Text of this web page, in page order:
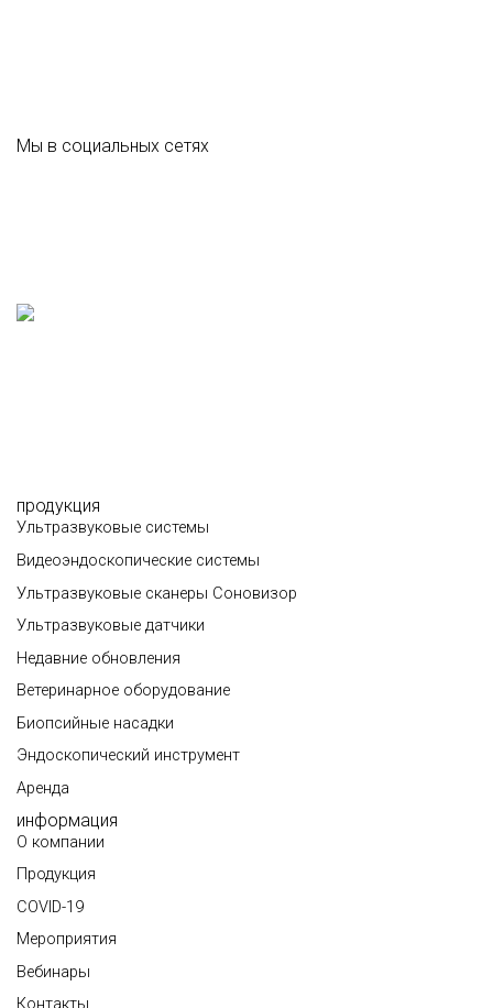
Мы в социальных сетях
продукция
Ультразвуковые системы
Видеоэндоскопические системы
Ультразвуковые сканеры Соновизор
Ультразвуковые датчики
Недавние обновления
Ветеринарное оборудование
Биопсийные насадки
Эндоскопический инструмент
Аренда
информация
О компании
Продукция
COVID-19
Мероприятия
Вебинары